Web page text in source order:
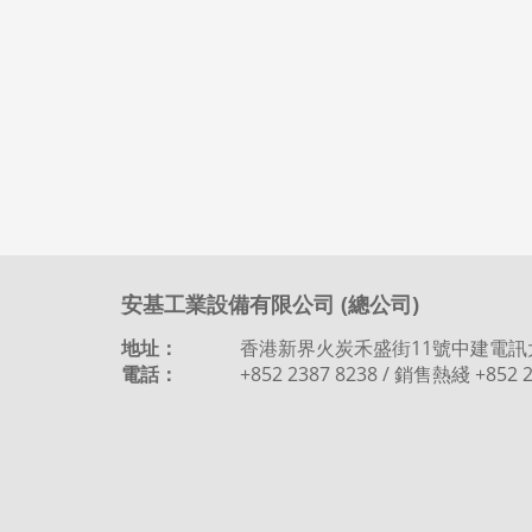
安基工業設備有限公司 (總公司)
地址：
香港新界火炭禾盛街11號中建電
電話：
+852 2387 8238 / 銷售熱綫 +852